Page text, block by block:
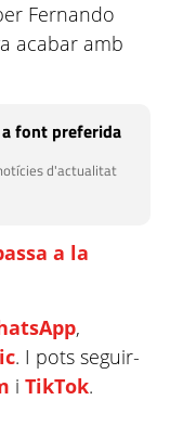
Fernando
acabar amb
font preferida
d'actualitat
a la
,
. I pots seguir-
i TikTok.